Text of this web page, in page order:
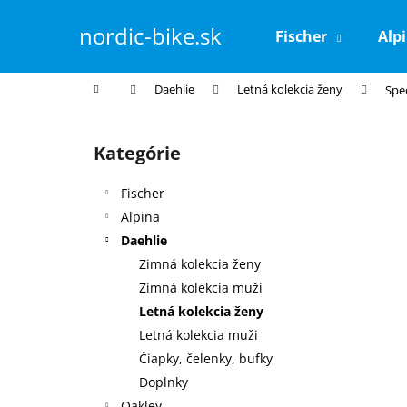
nordic-bike.sk Fischer
Domov Daehlie Letná kolekcia ženy
Preskočiť
kategórie
Kategórie
Fischer
Alpina
Daehlie
Zimná kolekcia ženy
Zimná kolekcia muži
Letná kolekcia ženy
Letná kolekcia muži
Čiapky, čelenky, bufky
Doplnky
í
Späť
do
Späť
do